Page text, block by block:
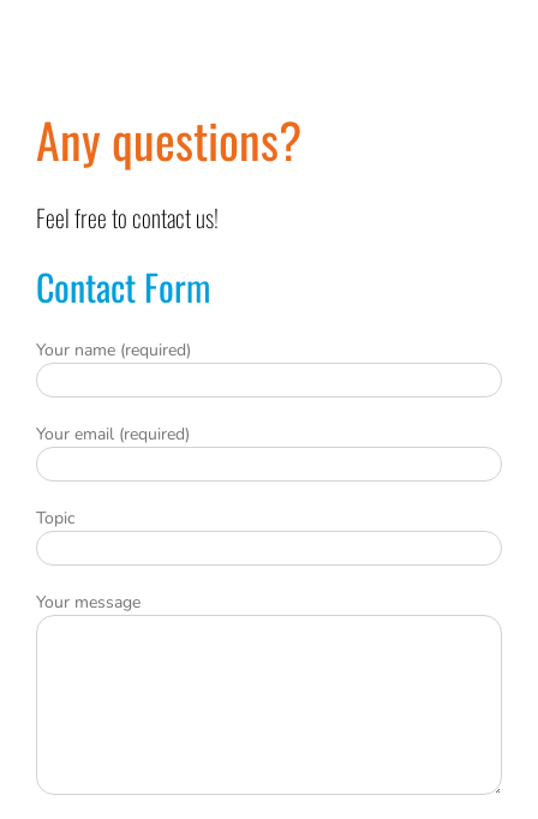
Any questions?
Feel free to contact us!
Contact Form
Your name (required)
Your email (required)
Topic
Your message